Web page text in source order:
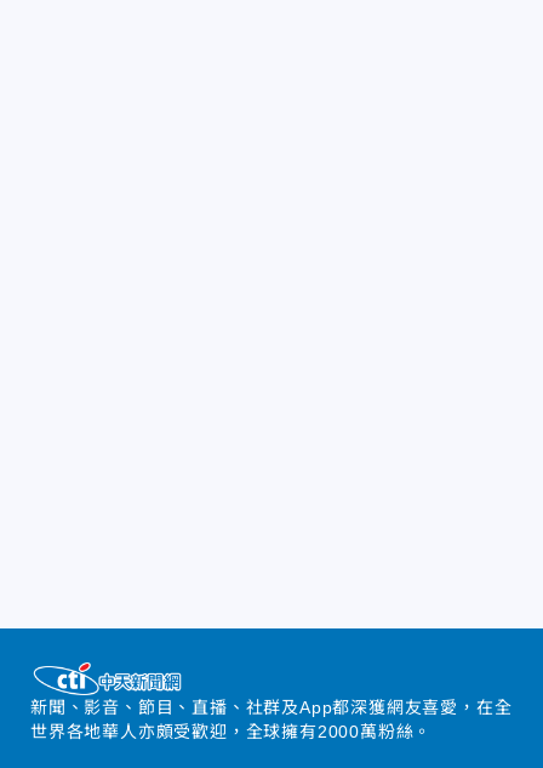
新聞、影音、節目、直播、社群及App都深獲網友喜愛，在全
世界各地華人亦頗受歡迎，全球擁有2000萬粉絲。